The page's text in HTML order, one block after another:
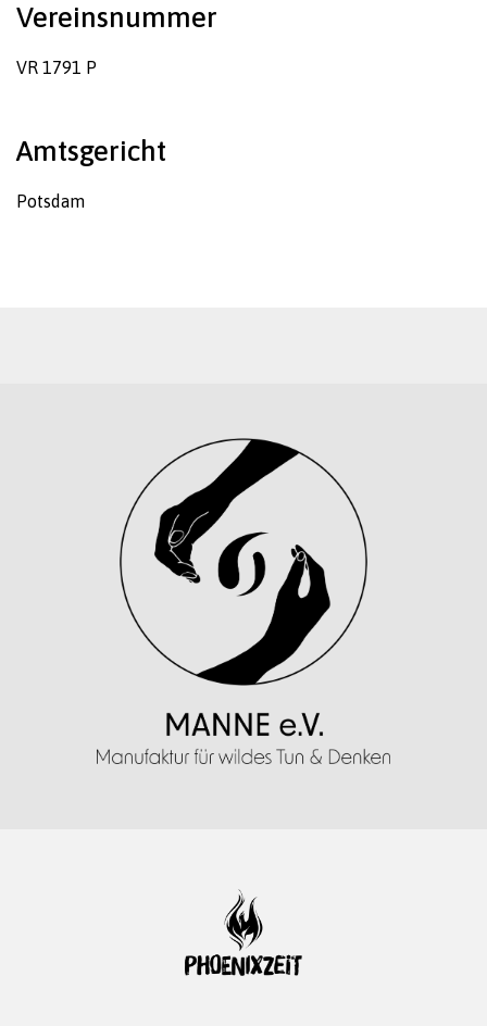
Vereinsnummer
VR 1791 P
Amtsgericht
Potsdam